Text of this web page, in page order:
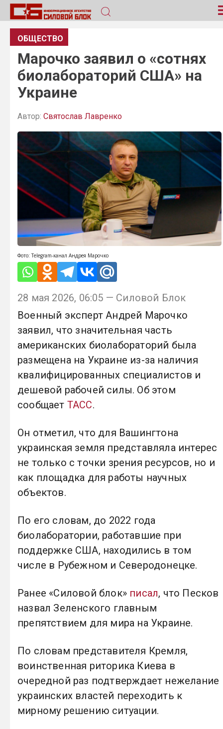
ОБЩЕСТВО
Марочко заявил о «сотнях
биолабораторий США» на
Украине
Автор: Святослав Лавренко
Фото: Telegram-канал Андрея Марочко
28 мая 2026, 06:05 — Силовой Блок
Военный эксперт Андрей Марочко
заявил, что значительная часть
американских биолабораторий была
размещена на Украине из-за наличия
квалифицированных специалистов и
дешевой рабочей силы. Об этом
сообщает ТАСС.
Он отметил, что для Вашингтона
украинская земля представляла интерес
не только с точки зрения ресурсов, но и
как площадка для работы научных
объектов.
По его словам, до 2022 года
биолаборатории, работавшие при
поддержке США, находились в том
числе в Рубежном и Северодонецке.
Ранее «Силовой блок» писал, что Песков
назвал Зеленского главным
препятствием для мира на Украине.
По словам представителя Кремля,
воинственная риторика Киева в
очередной раз подтверждает нежелание
украинских властей переходить к
мирному решению ситуации.